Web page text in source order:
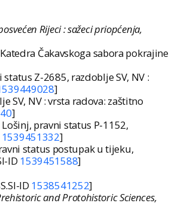
Rijeci : sažeci priopćenja,
Čakavskoga sabora pokrajine
Z-2685, razdoblje SV, NV :
]
SV, NV : vrsta radova: zaštitno
]
pravni status P-1152,
1539451332]
status postupak u tijeku,
ID 1539451588]
ID 1538541252]
and Protohistoric Sciences,